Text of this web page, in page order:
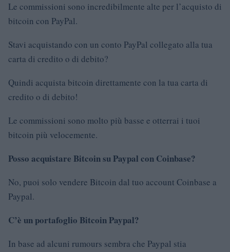
Le commissioni sono incredibilmente alte per l’acquisto di
bitcoin con PayPal.
Stavi acquistando con un conto PayPal collegato alla tua
carta di credito o di debito?
Quindi acquista bitcoin direttamente con la tua carta di
credito o di debito!
Le commissioni sono molto più basse e otterrai i tuoi
bitcoin più velocemente.
Posso acquistare Bitcoin su Paypal con Coinbase?
No, puoi solo vendere Bitcoin dal tuo account Coinbase a
Paypal.
C’è un portafoglio Bitcoin Paypal?
In base ad alcuni rumours sembra che Paypal stia